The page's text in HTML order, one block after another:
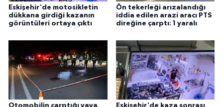
Eskişehir'de motosikletin
dükkana girdiği kazanın
görüntüleri ortaya çıktı
Ön tekerleği arızalandığı
iddia edilen arazi aracı PTS
direğine çarptı: 1 yaralı
Otomobilin çarptığı yaya
Eskişehir'de kaza sonrası